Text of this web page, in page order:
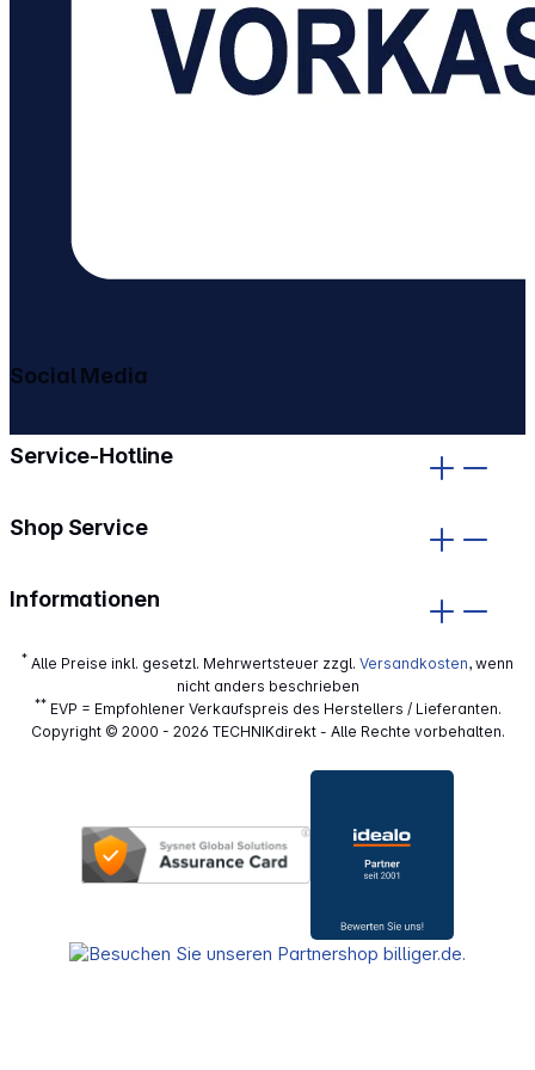
Service-Hotline
Shop Service
Informationen
Social Media
* Alle Preise inkl. gesetzl. Mehrwertsteuer zzgl. Versandkosten, wenn
nicht anders beschrieben
**EVP = Empfohlener Verkaufspreis des Herstellers / Lieferanten.
Copyright © 2000 - 2026 TECHNIKdirekt - Alle Rechte vorbehalten.